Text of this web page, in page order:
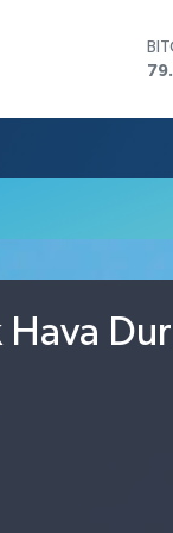
Hava